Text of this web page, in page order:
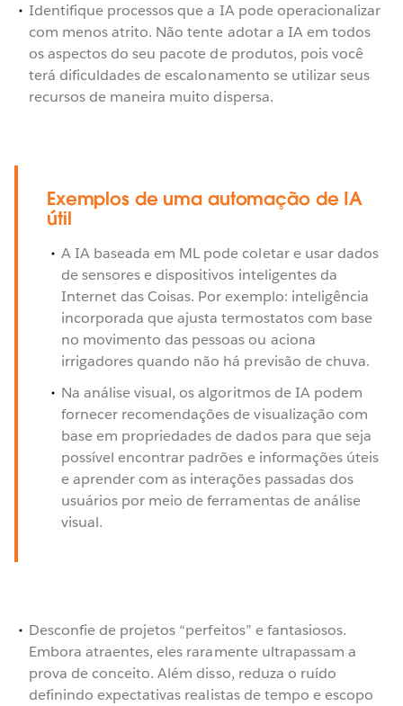
Identifique processos que a IA pode operacionalizar
com menos atrito. Não tente adotar a IA em todos
os aspectos do seu pacote de produtos, pois você
terá dificuldades de escalonamento se utilizar seus
recursos de maneira muito dispersa.
Exemplos de uma automação de IA
útil
A IA baseada em ML pode coletar e usar dados
de sensores e dispositivos inteligentes da
Internet das Coisas. Por exemplo: inteligência
incorporada que ajusta termostatos com base
no movimento das pessoas ou aciona
irrigadores quando não há previsão de chuva.
Na análise visual, os algoritmos de IA podem
fornecer recomendações de visualização com
base em propriedades de dados para que seja
possível encontrar padrões e informações úteis
e aprender com as interações passadas dos
usuários por meio de ferramentas de análise
visual.
Desconfie de projetos “perfeitos” e fantasiosos.
Embora atraentes, eles raramente ultrapassam a
prova de conceito. Além disso, reduza o ruído
definindo expectativas realistas de tempo e escopo